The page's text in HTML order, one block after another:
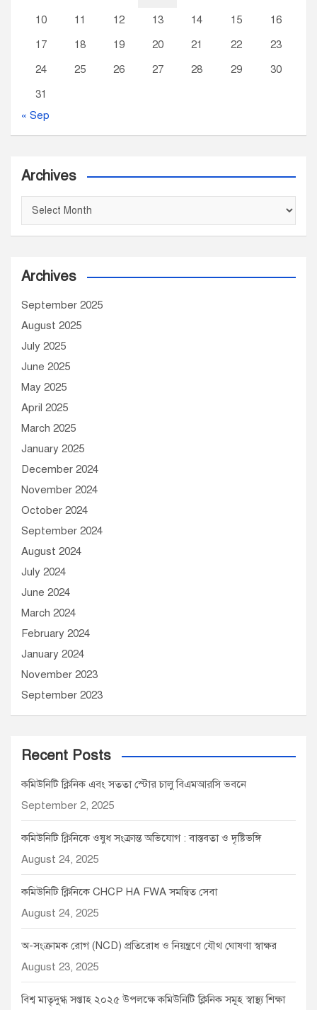
10
11 12 13 14 15
16
17
18 19 20 21 22
23
24
25 26 27 28 29
30
31
« Sep
Archives
r
c
i
e
s
Archives
September 2025
August 2025
July 2025
June 2025
May 2025
April 2025
March 2025
January 2025
December 2024
November 2024
October 2024
September 2024
August 2024
July 2024
June 2024
March 2024
February 2024
January 2024
November 2023
September 2023
Recent Posts
কমিউনিটি ক্লিনিক এবং সততা স্টোর চালু বিএমআরসি ভবনে
September 2, 2025
কমিউনিটি ক্লিনিকে ওষুধ সংক্রান্ত অভিযোগ : বাস্তবতা ও দৃষ্টিভঙ্গি
August 24, 2025
কমিউনিটি ক্লিনিকে CHCP HA FWA সমন্বিত সেবা
August 24, 2025
অ-সংক্রামক রোগ (NCD) প্রতিরোধ ও নিয়ন্ত্রণে যৌথ ঘোষণা স্বাক্ষর
August 23, 2025
বিশ্ব মাতৃদুগ্ধ সপ্তাহ ২০২৫ উপলক্ষে কমিউনিটি ক্লিনিক সমূহ স্বাস্থ্য শিক্ষা